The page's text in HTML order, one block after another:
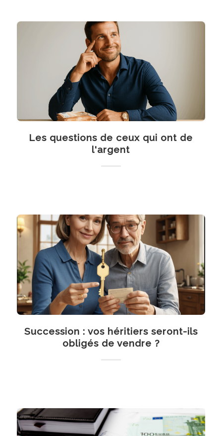
Les questions de ceux qui ont de
l'argent
Succession : vos héritiers seront-ils
obligés de vendre ?